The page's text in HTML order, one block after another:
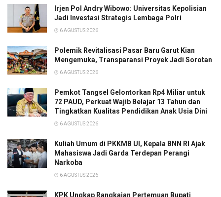
Irjen Pol Andry Wibowo: Universitas Kepolisian
Jadi Investasi Strategis Lembaga Polri
6 AGUSTUS 2026
Polemik Revitalisasi Pasar Baru Garut Kian
Mengemuka, Transparansi Proyek Jadi Sorotan
6 AGUSTUS 2026
Pemkot Tangsel Gelontorkan Rp4 Miliar untuk
72 PAUD, Perkuat Wajib Belajar 13 Tahun dan
Tingkatkan Kualitas Pendidikan Anak Usia Dini
6 AGUSTUS 2026
Kuliah Umum di PKKMB UI, Kepala BNN RI Ajak
Mahasiswa Jadi Garda Terdepan Perangi
Narkoba
6 AGUSTUS 2026
KPK Ungkap Rangkaian Pertemuan Bupati